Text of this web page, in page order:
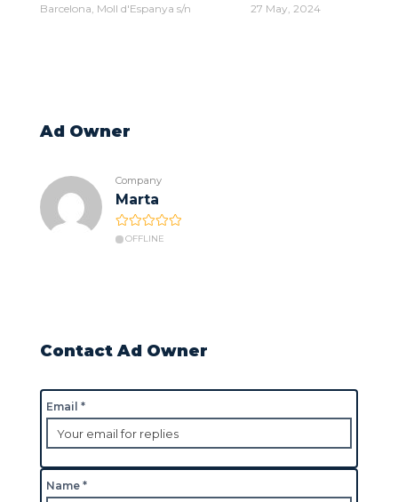
Barcelona, Moll d'Espanya s/n 27 May, 2024
Ad Owner
Company
Marta
OFFLINE
Contact Ad Owner
Email *
Name *